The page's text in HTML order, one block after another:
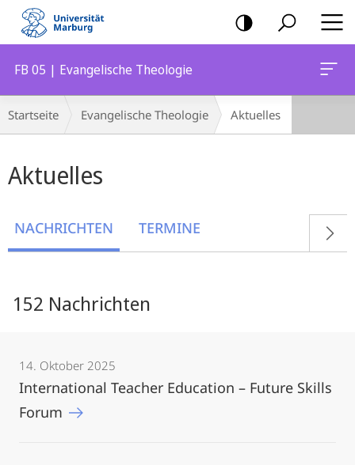
Mobile-
Navigation
FB 05 | Evangelische Theologie
Breadcrumb-
Navigation
Startseite Evangelische Theologie Aktuelles
Aktuelles
NACHRICHTEN TERMINE
152 Nachrichten
14. Oktober 2025
International Teacher Education – Future Skills
Forum